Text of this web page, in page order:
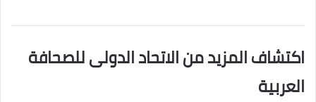
اكتشاف المزيد من الاتحاد الدولى للصحافة
العربية